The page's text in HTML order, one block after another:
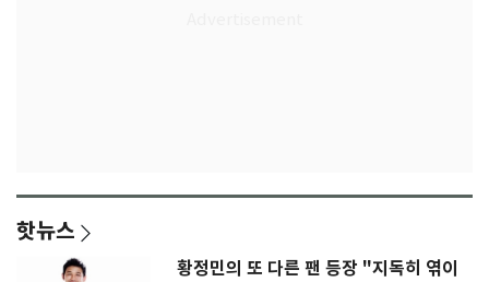
핫뉴스
황정민의 또 다른 팬 등장 "지독히 엮이